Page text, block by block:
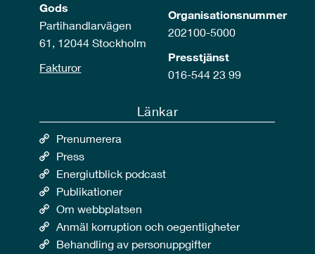
Gods
Partihandlarvägen
61, 12044 Stockholm
Fakturor
Organisationsnummer
202100-5000
Presstjänst
016-544 23 99
Länkar
Prenumerera
Press
Energiutblick podcast
Publikationer
Om webbplatsen
Anmäl korruption och oegentligheter
Behandling av personuppgifter